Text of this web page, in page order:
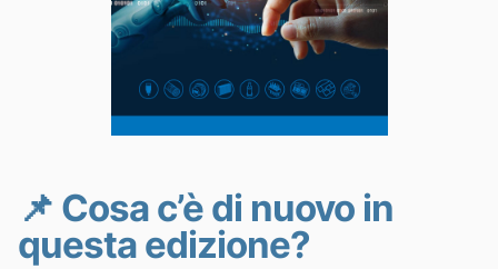
📌 Cosa c’è di nuovo in
questa edizione?